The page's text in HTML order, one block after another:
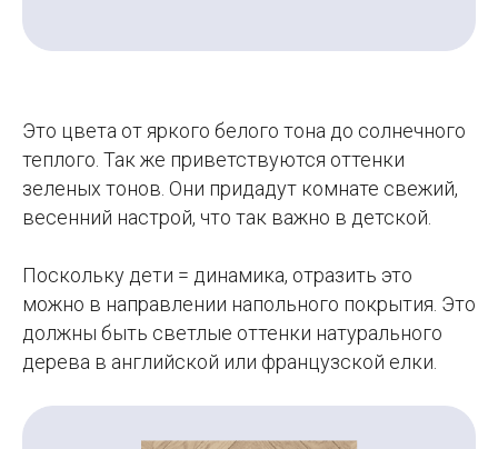
Это цвета от яркого белого тона до солнечного
теплого. Так же приветствуются оттенки
зеленых тонов. Они придадут комнате свежий,
весенний настрой, что так важно в детской.
Поскольку дети = динамика, отразить это
можно в направлении напольного покрытия. Это
должны быть светлые оттенки натурального
дерева в английской или французской елки.